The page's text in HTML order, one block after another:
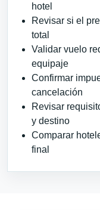
hotel
Revisar si el
total
Validar vuelo
equipaje
Confirmar
cancelación
Revisar
y destino
Comparar
final